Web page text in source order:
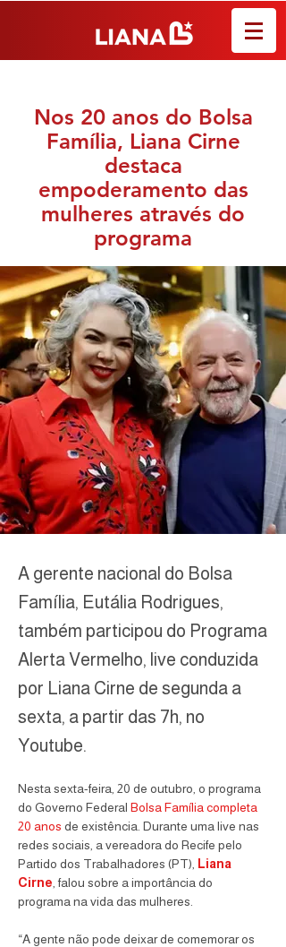
Nos 20 anos do Bolsa
Família, Liana Cirne
destaca
empoderamento das
mulheres através do
programa
A gerente nacional do Bolsa
Família, Eutália Rodrigues,
também participou do Programa
Alerta Vermelho, live conduzida
por Liana Cirne de segunda a
sexta, a partir das 7h, no
Youtube.
Nesta sexta-feira, 20 de outubro, o programa
do Governo Federal Bolsa Família completa
20 anos de existência. Durante uma live nas
redes sociais, a vereadora do Recife pelo
Partido dos Trabalhadores (PT),
Liana
Cirne , falou sobre a importância do
programa na vida das mulheres.
“A gente não pode deixar de comemorar os